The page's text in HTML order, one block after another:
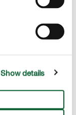
Show details